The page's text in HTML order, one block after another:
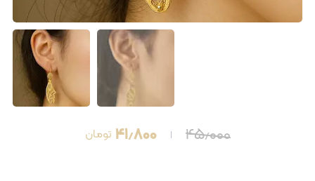
۴۵٫۰۰۰ ۴۱٫۸۰۰ تومان